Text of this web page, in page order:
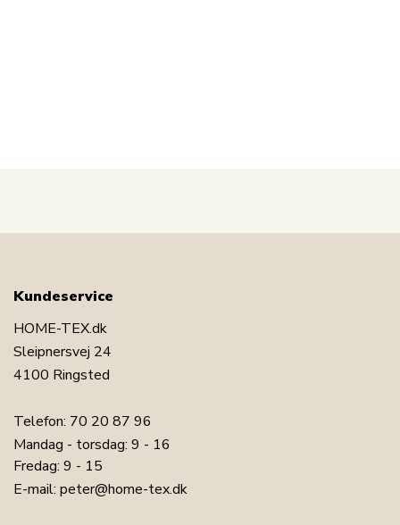
Kundeservice
HOME-TEX.dk
Sleipnersvej 24
4100 Ringsted
Telefon: 70 20 87 96
Mandag - torsdag: 9 - 16
Fredag: 9 - 15
E-mail: peter@home-tex.dk